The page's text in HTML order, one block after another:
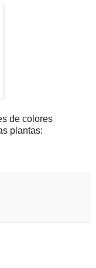
de colores
plantas: